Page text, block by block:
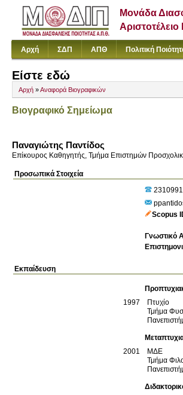
Μονάδα
Αρχή ΣΔΠ ΑΠΘ Πολιτική
Είστε εδώ
Αρχή »Αναφορά Βιογραφικών
Βιογραφικό Σημείωμα
Παναγιώτης Παντίδος
Επίκουρος Καθηγητής, Τμήμα Επιστημών
Προσωπικά Στοιχεία
Scopus
Γνωστικό
Εκπαίδευση
1997
Πτυχίο
Τμήμα
2001
ΜΔΕ
Τμήμα